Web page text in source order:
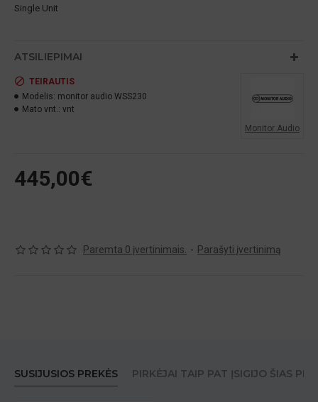
Single Unit
ATSILIEPIMAI
Paremta 0 įvertinimais. - Parašyti įvertinimą
445,00€
TEIRAUTIS
Modelis: monitor audio WSS230
Mato vnt.: vnt
Monitor Audio
SUSIJUSIOS PREKĖS PIRKĖJAI TAIP PAT ĮSIGIJO ŠIAS